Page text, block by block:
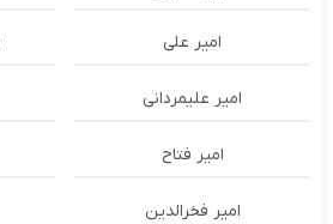
امیر علی
امیر علیمردانی
امیر فتاح
امیر فخرالدین